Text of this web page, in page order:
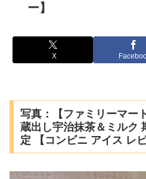
ー】
X
写真：【ファミリーマー
蔵出し宇治抹茶＆ミルク
定 【コンビニ アイス レビ